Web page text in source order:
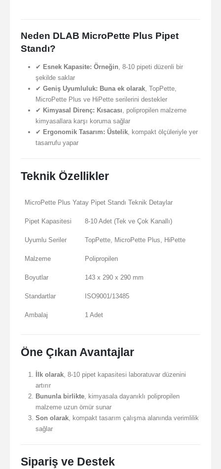
Neden DLAB MicroPette Plus Pipet
Standı?
✔ Esnek Kapasite: Örneğin , 8-10 pipeti düzenli bir
şekilde saklar
✔ Geniş Uyumluluk: Buna ek olarak, TopPette,
MicroPette Plus ve HiPette serilerini destekler
✔ Kimyasal Direnç: Kısacası , polipropilen malzeme
kimyasallara karşı koruma sağlar
✔ Ergonomik Tasarım: Üstelik, kompakt ölçüleriyle yer
tasarrufu yapar
Teknik Özellikler
MicroPette Plus Yatay Pipet Standı Teknik Detaylar
Pipet Kapasitesi 8-10 Adet (Tek ve Çok Kanallı)
Uyumlu Seriler TopPette, MicroPette Plus, HiPette
Malzeme Polipropilen
Boyutlar 143 x 290 x 290 mm
Standartlar ISO9001/13485
Ambalaj 1 Adet
Öne Çıkan Avantajlar
İlk olarak, 8-10 pipet kapasitesi laboratuvar düzenini
artırır
Bununla birlikte, kimyasala dayanıklı polipropilen
malzeme uzun ömür sunar
Son olarak, kompakt tasarım çalışma alanında verimlilik
sağlar
Sipariş ve Destek